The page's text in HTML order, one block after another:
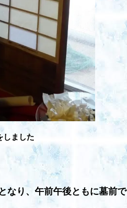
ました
なり、午前午後ともに墓前で